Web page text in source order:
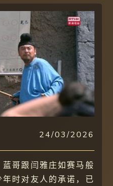
24/03/2026
哥跟闫雅庄如赛马般
时对友人的承诺，已